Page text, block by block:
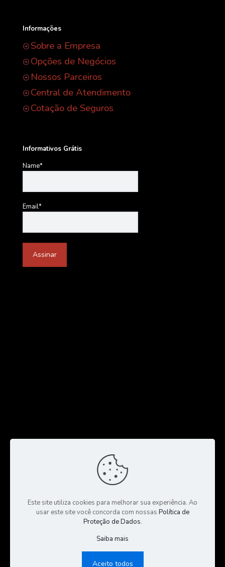
Informações
Sobre a Empresa
Opções de Negócios
Nossos Parceiros
Central de Atendimento
Cotação de Seguros
Informativos Grátis
Name*
Email*
Este site utiliza cookies para melhorar sua experiência. Ao
usar este site você concorda com nossas Política de
Proteção de Dados.
Saiba mais
Aceito todos